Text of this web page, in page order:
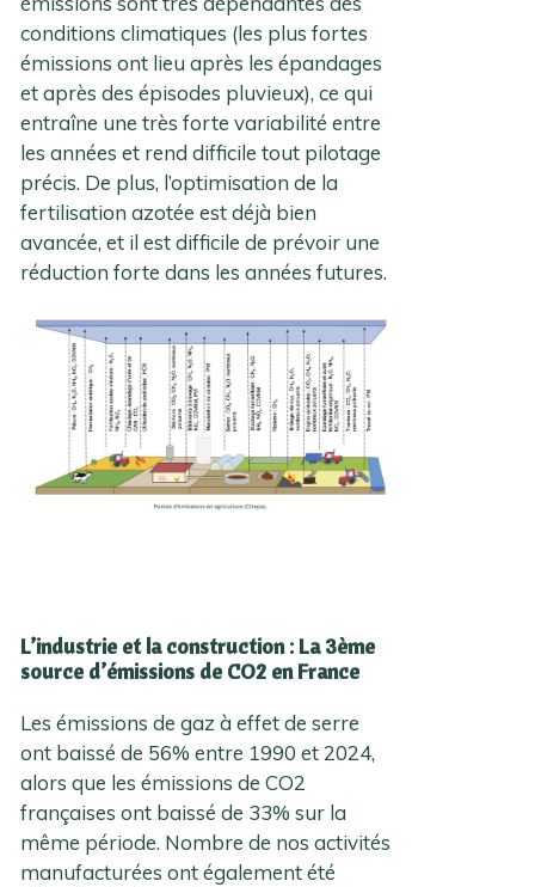
conditions climatiques (les plus fortes
émissions ont lieu après les épandages
et après des épisodes pluvieux), ce qui
entraîne une très forte variabilité entre
les années et rend difficile tout pilotage
précis. De plus, l’optimisation de la
fertilisation azotée est déjà bien
avancée, et il est difficile de prévoir une
réduction forte dans les années futures.
L’industrie et la construction : La 3ème
source d’émissions de CO2 en France
Les émissions de gaz à effet de serre
ont baissé de 56% entre 1990 et 2024,
alors que les émissions de CO2
françaises ont baissé de 33% sur la
même période. Nombre de nos activités
manufacturées ont également été